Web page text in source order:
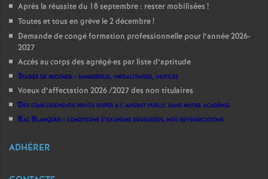
Après la réussite du 18 septembre : rester mobilisées !
Toutes et tous en grève le 2 décembre!
Demande de congé formation professionnelle pour l’année 2026-
2027
Accès au corps des agrégé·es par liste d’aptitude
Stages de seconde : dangereux, inégalitaires, inutiles
Voeux d’affectation 2026 /2027 des non titulaires
Des établissements privés dopés à l’argent public dans notre académie
Bac Blanquer : conditions d’examens dégradées, nos revendications
ADHÉRER